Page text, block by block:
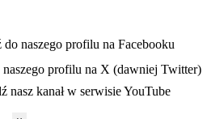
się w nowej karcie
do naszego profilu na Facebooku
karcie
naszego profilu na X (dawniej Twitter)
się w nowej karcie
nasz kanał w serwisie YouTube